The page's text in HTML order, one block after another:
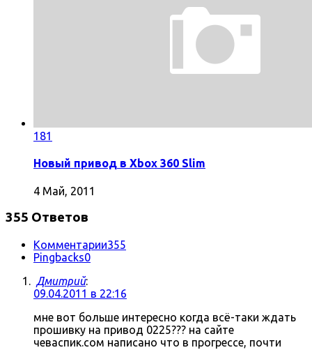
181
Новый привод в Xbox 360 Slim
4 Май, 2011
355 Ответов
Комментарии355
Pingbacks0
Дмитрий:
09.04.2011 в 22:16
мне вот больше интересно когда всё-таки ждать
прошивку на привод 0225??? на сайте
чеваспик.сом написано что в прогрессе, почти